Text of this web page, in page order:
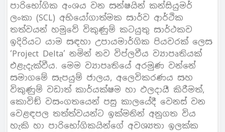
පාරිභෝගික අංශය වන සන්ෂයින් කන්සියුමර්
ලංකා (SCL) අභියෝගාත්මක සාර්ව ආර්ථික
තත්වයන් හමුවේ විකුණුම් කටයුතු සාර්ථකව
ඉදිරියට යාම සඳහා උපායමාර්ගික පියවරක් ලෙස
‘Project Delta’ නමින් නව විප්ලවීය ව්‍යාපෘතියක්
එළැදැක්වීය. මෙම ව්‍යාපෘතියේ අරමුණ වන්නේ
සමාගමේ සැපයුම් ජාලය, අලෙවිකරණය සහ
විකුණුම් වඩාත් කාර්යක්ෂම හා ඵලදායී කිරීමත්,
කොවිඞ් වසංගතයෙන් පසු කාලයේදී වෙනස් වන
වෙළඳපල තත්ත්වයන්ට ඉක්මනින් අනුගත විය
හැකි හා පාරිභෝගිකයින්ගේ අවශ්‍යතා ඉලක්ක